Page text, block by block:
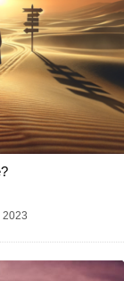
2023